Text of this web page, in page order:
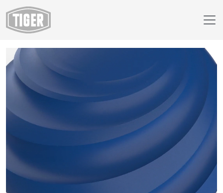
Boutique en ligne
29/40884 - RAL 5017 Bleu trafic